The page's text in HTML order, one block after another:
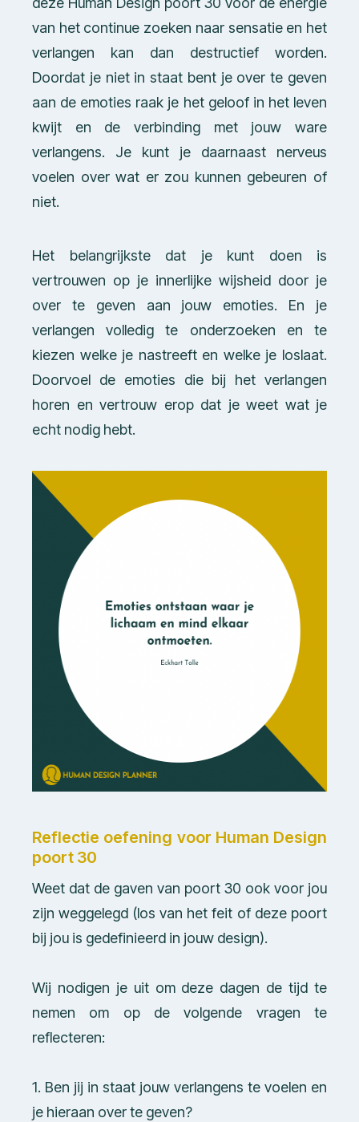
van het continue zoeken naar sensatie en het
verlangen kan dan destructief worden.
Doordat je niet in staat bent je over te geven
aan de emoties raak je het geloof in het leven
kwijt en de verbinding met jouw ware
verlangens. Je kunt je daarnaast nerveus
voelen over wat er zou kunnen gebeuren of
niet.
Het belangrijkste dat je kunt doen is
vertrouwen op je innerlijke wijsheid door je
over te geven aan jouw emoties. En je
verlangen volledig te onderzoeken en te
kiezen welke je nastreeft en welke je loslaat.
Doorvoel de emoties die bij het verlangen
horen en vertrouw erop dat je weet wat je
echt nodig hebt.
Reflectie oefening voor Human Design
poort 30
Weet dat de gaven van poort 30 ook voor jou
zijn weggelegd (los van het feit of deze poort
bij jou is gedefinieerd in jouw design).
Wij nodigen je uit om deze dagen de tijd te
nemen om op de volgende vragen te
reflecteren:
1. Ben jij in staat jouw verlangens te voelen en
je hieraan over te geven?